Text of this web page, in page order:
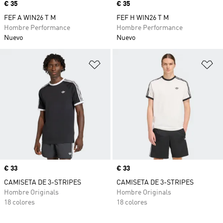
Precio
€ 35
FEF A WIN26 T M
Hombre Performance
Nuevo
Precio
€ 35
FEF H WIN26 T M
Hombre Performance
Nuevo
Añadir a la lista de deseos
Precio
€ 33
CAMISETA DE 3-STRIPES
Hombre Originals
18 colores
Precio
€ 33
CAMISETA DE 3-STRIPES
Hombre Originals
18 colores